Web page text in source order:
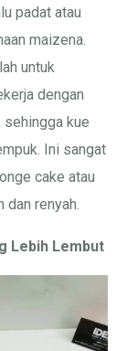
padat atau
maizena.
untuk
dengan
sehingga kue
Ini sangat
cake atau
dan renyah.
Lebih Lembut